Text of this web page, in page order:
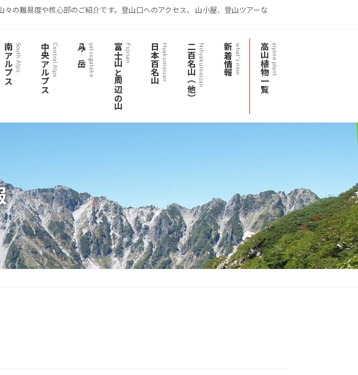
の難易度や核心部のご紹介です。登山口へのアクセス、 山小屋、登山ツアーな
南アルプスSouth Alps 中央アルプスCentral Alps 八ヶ岳yatsugatake 富士山と周辺の山Fujisan 日本百名山Hyakumeizan 二百名山（他）Nihyakumeizan 新着情報what's new 高山植物一覧alpine plant